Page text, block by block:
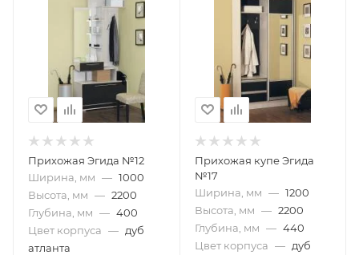
Прихожая Эгида №12
Ширина, мм — 1000
Высота, мм — 2200
Глубина, мм — 400
Цвет корпуса — дуб
атланта
Прихожая купе Эгида
№17
Ширина, мм — 1200
Высота, мм — 2200
Глубина, мм — 440
Цвет корпуса — дуб